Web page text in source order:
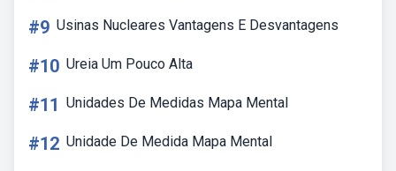
#9 Usinas Nucleares Vantagens E Desvantagens
#10 Ureia Um Pouco Alta
#11 Unidades De Medidas Mapa Mental
#12 Unidade De Medida Mapa Mental